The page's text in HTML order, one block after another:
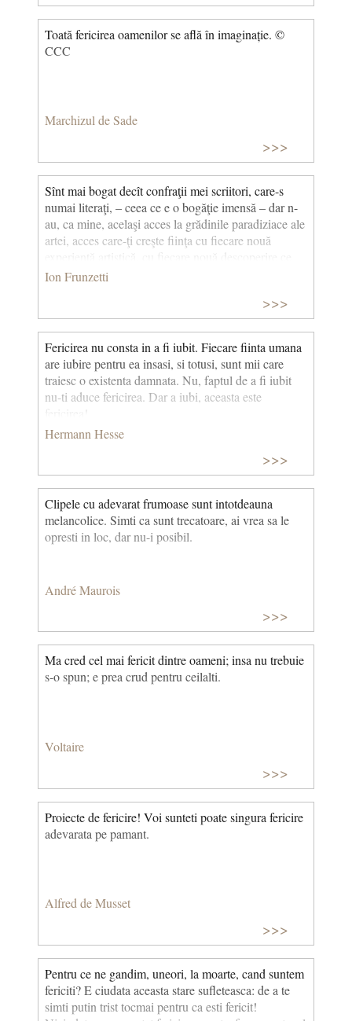
Toată fericirea oamenilor se află în imaginație. ©
CCC
Marchizul de Sade
>>>
Sînt mai bogat decît confraţii mei scriitori, care-s
numai literaţi, – ceea ce e o bogăţie imensă – dar n-
au, ca mine, acelaşi acces la grădinile paradiziace ale
artei, acces care-ţi creşte fiinţa cu fiecare nouă
faci, în domeniul ştiinţei inefabile de a spune ceea ce
necesită, cu fiecare nou efort de a spune, crearea
limbajului adecvat. Sînt un om sortit de destin să-mi
aflu fericirea prin facultatea de a-mi revărsa în suflet
toţi artiştii lumii. Şi tuturor artiştilor acestei ţări le pot
mulţumi că sînt aşa cum sînt, dacă a fi aşa cum eşti te
poate mulţumi! (Interviu realizat de Mariana Filimon,
în revista „Ateneu”, martie 1978).
Ion Frunzetti
>>>
Fericirea nu consta in a fi iubit. Fiecare fiinta umana
are iubire pentru ea insasi, si totusi, sunt mii care
traiesc o existenta damnata. Nu, faptul de a fi iubit
nu-ti aduce fericirea. Dar a iubi, aceasta este
Hermann Hesse
>>>
Clipele cu adevarat frumoase sunt intotdeauna
melancolice. Simti ca sunt trecatoare, ai vrea sa le
opresti in loc, dar nu-i posibil.
André Maurois
>>>
Ma cred cel mai fericit dintre oameni; insa nu trebuie
s-o spun; e prea crud pentru ceilalti.
Voltaire
>>>
Proiecte de fericire! Voi sunteti poate singura fericire
adevarata pe pamant.
Alfred de Musset
>>>
Pentru ce ne gandim, uneori, la moarte, cand suntem
fericiti? E ciudata aceasta stare sufleteasca: de a te
simti putin trist tocmai pentru ca esti fericit!